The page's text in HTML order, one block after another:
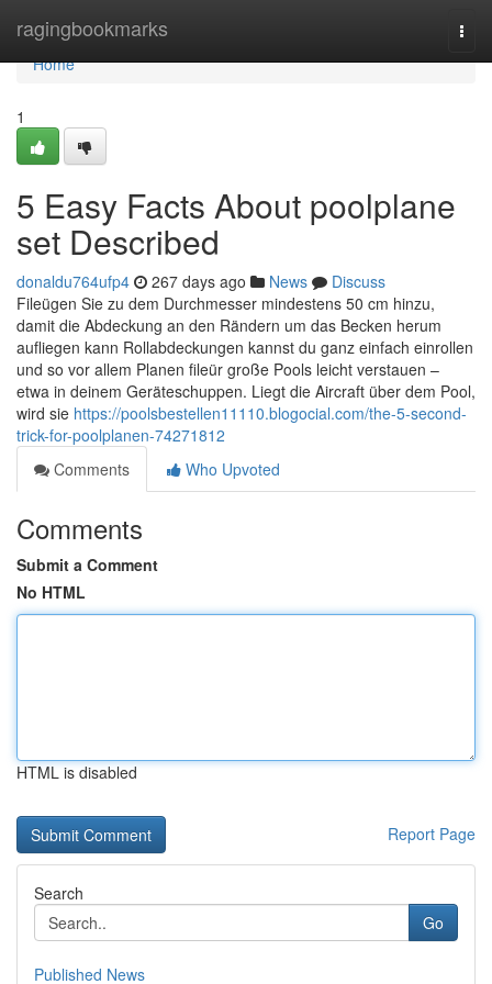
ragingbookmarks
Home
Home
1
5 Easy Facts About poolplane
set Described
donaldu764ufp4 267 days ago News
Discuss
Fileügen Sie zu dem Durchmesser mindestens 50 cm hinzu,
damit die Abdeckung an den Rändern um das Becken herum
aufliegen kann Rollabdeckungen kannst du ganz einfach einrollen
und so vor allem Planen fileür große Pools leicht verstauen –
etwa in deinem Geräteschuppen. Liegt die Aircraft über dem Pool,
wird sie https://poolsbestellen11110.blogocial.com/the-5-second-
trick-for-poolplanen-74271812
Comments
Who Upvoted
Comments
Submit a Comment
No HTML
HTML is disabled
Report Page
Search
Go
Published News